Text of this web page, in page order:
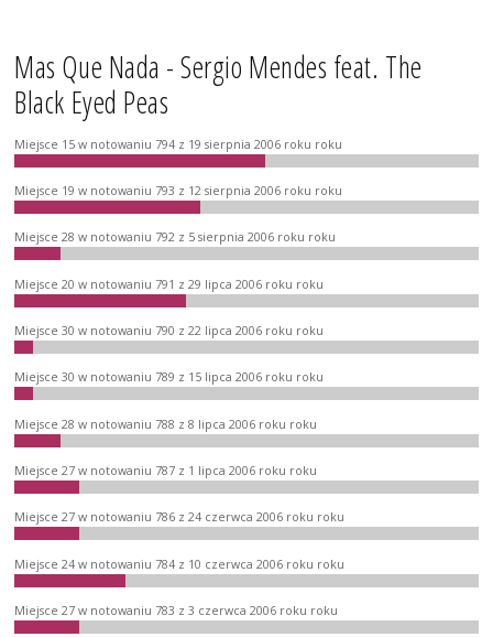
Mas Que Nada - Sergio Mendes feat. The
Black Eyed Peas
Miejsce 15 w notowaniu 794 z 19 sierpnia 2006 roku roku
Miejsce 19 w notowaniu 793 z 12 sierpnia 2006 roku roku
Miejsce 28 w notowaniu 792 z 5 sierpnia 2006 roku roku
Miejsce 20 w notowaniu 791 z 29 lipca 2006 roku roku
Miejsce 30 w notowaniu 790 z 22 lipca 2006 roku roku
Miejsce 30 w notowaniu 789 z 15 lipca 2006 roku roku
Miejsce 28 w notowaniu 788 z 8 lipca 2006 roku roku
Miejsce 27 w notowaniu 787 z 1 lipca 2006 roku roku
Miejsce 27 w notowaniu 786 z 24 czerwca 2006 roku roku
Miejsce 24 w notowaniu 784 z 10 czerwca 2006 roku roku
Miejsce 27 w notowaniu 783 z 3 czerwca 2006 roku roku